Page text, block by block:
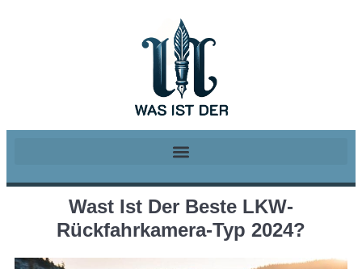
Wast Ist Der Beste LKW-
Rückfahrkamera-Typ 2024?